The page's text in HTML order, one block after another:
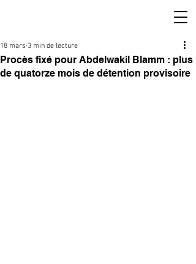
Procès fixé pour Abdelwakil Blamm : plus
de quatorze mois de détention provisoire
18 mars 3 min de lecture